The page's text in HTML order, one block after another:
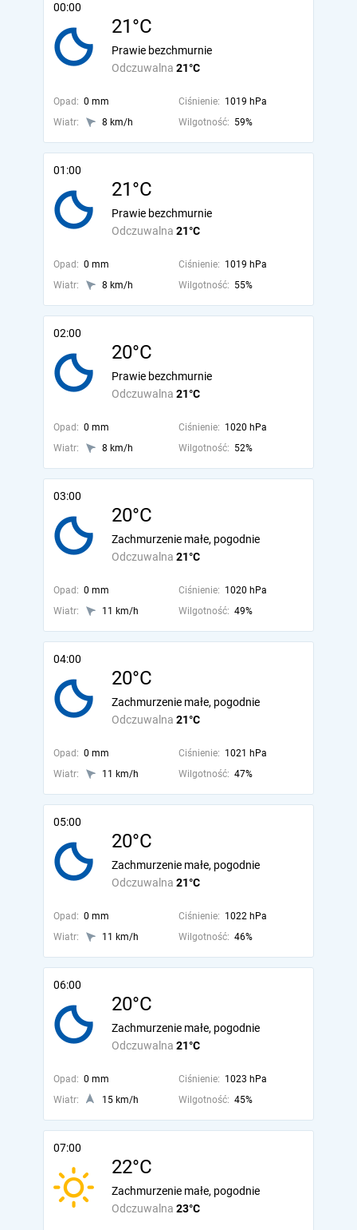
00:00
21°C
Odczuwalna 21°C
Prawie bezchmurnie
Opad: 0 mm Ciśnienie: 1019 hPa
Wiatr:
8 km/h Wilgotność: 59%
01:00
21°C
Odczuwalna 21°C
Prawie bezchmurnie
Opad: 0 mm Ciśnienie: 1019 hPa
Wiatr:
8 km/h Wilgotność: 55%
02:00
20°C
Odczuwalna 21°C
Prawie bezchmurnie
Opad: 0 mm Ciśnienie: 1020 hPa
Wiatr:
8 km/h Wilgotność: 52%
03:00
20°C
Odczuwalna 21°C
Zachmurzenie małe, pogodnie
Opad: 0 mm Ciśnienie: 1020 hPa
Wiatr:
11 km/h Wilgotność: 49%
04:00
20°C
Odczuwalna 21°C
Zachmurzenie małe, pogodnie
Opad: 0 mm Ciśnienie: 1021 hPa
Wiatr:
11 km/h Wilgotność: 47%
05:00
20°C
Odczuwalna 21°C
Zachmurzenie małe, pogodnie
Opad: 0 mm Ciśnienie: 1022 hPa
Wiatr:
11 km/h Wilgotność: 46%
06:00
20°C
Odczuwalna 21°C
Zachmurzenie małe, pogodnie
Opad: 0 mm Ciśnienie: 1023 hPa
Wiatr:
15 km/h Wilgotność: 45%
07:00
22°C
Odczuwalna 23°C
Zachmurzenie małe, pogodnie